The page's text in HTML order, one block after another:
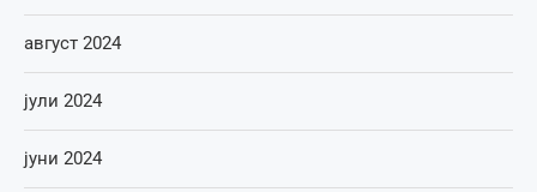
август 2024
јули 2024
јуни 2024